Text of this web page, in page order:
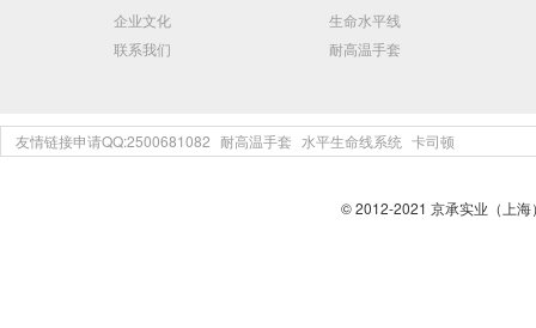
企业文化
联系我们
生命水平线
耐高温手套
友情链接申请QQ:2500681082 耐高温手套 水平生命线系统 卡司顿
© 2012-2021 京承实业（上